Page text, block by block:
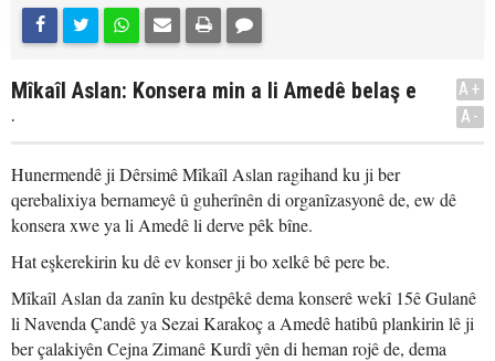
Mîkaîl Aslan: Konsera min a li Amedê belaş e
.
A+
A-
Hunermendê ji Dêrsimê Mîkaîl Aslan ragihand ku ji ber
qerebalixiya bernameyê û guherînên di organîzasyonê de, ew dê
konsera xwe ya li Amedê li derve pêk bîne.
Hat eşkerekirin ku dê ev konser ji bo xelkê bê pere be.
Mîkaîl Aslan da zanîn ku destpêkê dema konserê wekî 15ê Gulanê
li Navenda Çandê ya Sezai Karakoç a Amedê hatibû plankirin lê ji
ber çalakiyên Cejna Zimanê Kurdî yên di heman rojê de, dema